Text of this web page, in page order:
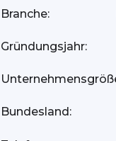
Branche:
Gründungsjahr:
Bundesland: